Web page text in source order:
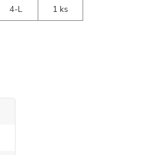
4-L
1 ks